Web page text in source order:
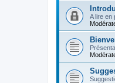
A lire en